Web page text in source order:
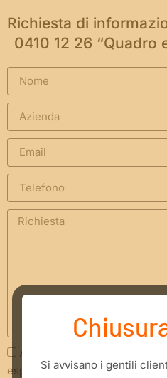
Richiesta di
0410 12 26 “Quadro
Acconsento che i miei dati
espresso nellaPrivacy Policy
​Si avvisano i gentili